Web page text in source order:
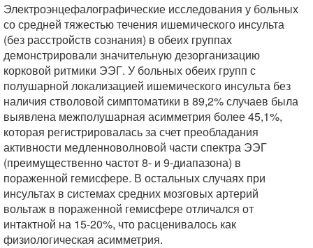
Электроэнцефалографические исследования у больных
со средней тяжестью течения ишемического инсульта
(без расстройств сознания) в обеих группах
демонстрировали значительную дезорганизацию
корковой ритмики ЭЭГ. У больных обеих групп с
полушарной локализацией ишемического инсульта без
наличия стволовой симптоматики в 89,2% случаев была
выявлена межполушарная асимметрия более 45,1%,
которая регистрировалась за счет преобладания
активности медленноволновой части спектра ЭЭГ
(преимущественно частот 8- и 9-диапазона) в
пораженной гемисфере. В остальных случаях при
инсультах в системах средних мозговых артерий
вольтаж в пораженной гемисфере отличался от
интактной на 15-20%, что расценивалось как
физиологическая асимметрия.